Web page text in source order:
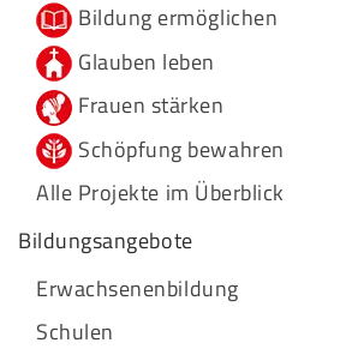
Bildung ermöglichen
Glauben leben
Frauen stärken
Schöpfung bewahren
Alle Projekte im Überblick
Bildungsangebote
Erwachsenenbildung
Schulen